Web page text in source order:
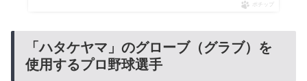
ポチップ
「ハタケヤマ」のグローブ（グラブ）を
使用するプロ野球選手